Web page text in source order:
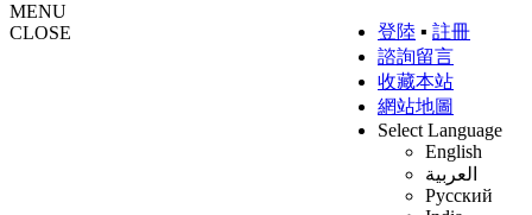
登陸 ▪ 註冊
諮詢留言
收藏本站
網站地圖
Select Language
English
العربية
Русский
MENU
CLOSE